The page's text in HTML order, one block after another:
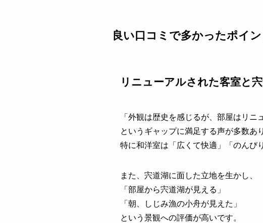
良い口コミで多かったポイン
リニューアルされた客室と
「外観は歴史を感じるが、部屋はリニ
というギャップに満足する声が多数あ
特に和洋室は「広くて快適」「のんび
また、宍道湖に面した立地を生かし、
「部屋から宍道湖が見える」
「朝、しじみ漁の小舟が見えた」
という景観への評価が高いです。